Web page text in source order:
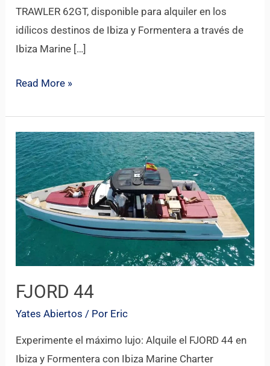
TRAWLER 62GT, disponible para alquiler en los
idílicos destinos de Ibiza y Formentera a través de
Ibiza Marine […]
Read More »
FJORD 44
Yates Abiertos / Por Eric
Experimente el máximo lujo: Alquile el FJORD 44 en
Ibiza y Formentera con Ibiza Marine Charter
FJORD
44